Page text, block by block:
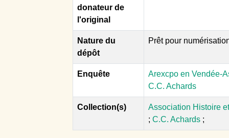
donateur de
l'original
Nature du
dépôt
Prêt pour
Enquête
Arexcpo en Vendée-
C.C. Achards
Collection(s)
Association Histoire
; C.C. Achards ;